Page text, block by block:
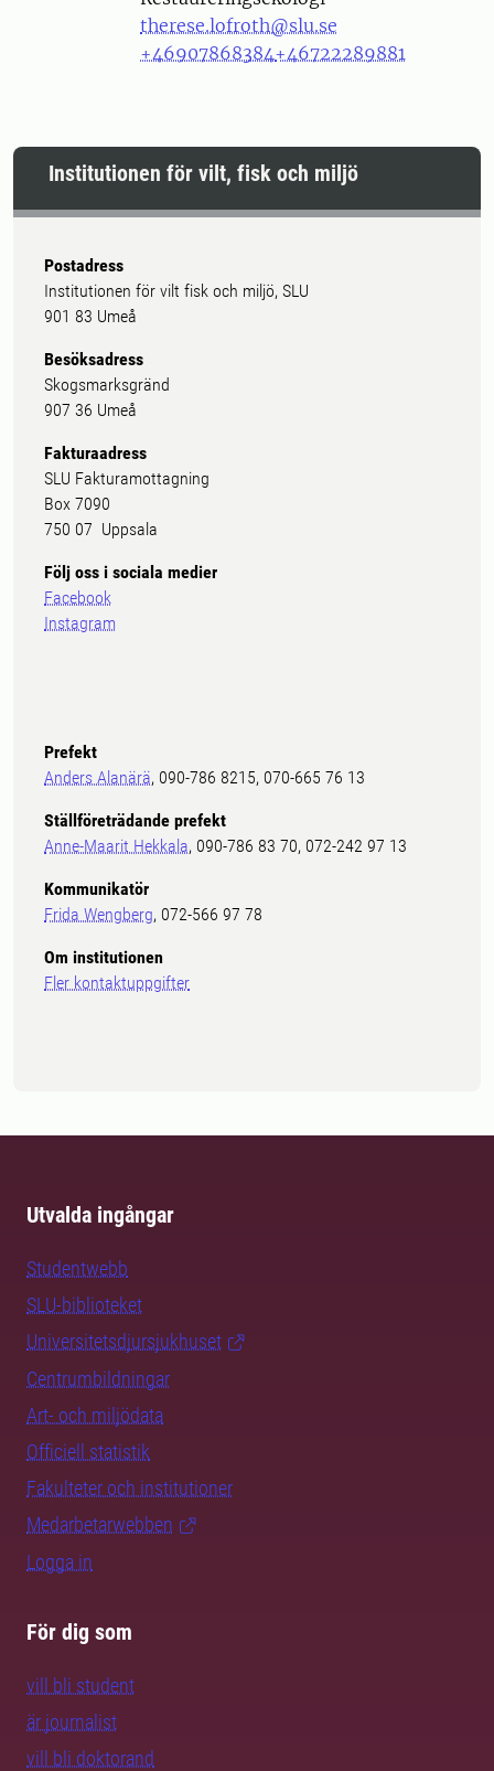
therese.lofroth@slu.se
+46907868384+46722289881
Institutionen för vilt, fisk och miljö
Postadress
Institutionen för vilt fisk och miljö, SLU
901 83 Umeå
Besöksadress
Skogsmarksgränd
907 36 Umeå
Fakturaadress
SLU Fakturamottagning
Box 7090
750 07 Uppsala
Följ oss i sociala medier
Facebook
Instagram
Prefekt
Anders Alanärä, 090-786 8215, 070-665 76 13
Ställföreträdande prefekt
Anne-Maarit Hekkala, 090-786 83 70, 072-242 97 13
Kommunikatör
Frida Wengberg, 072-566 97 78
Om institutionen
Fler kontaktuppgifter
Utvalda ingångar
Studentwebb
SLU-biblioteket
Universitetsdjursjukhuset
Centrumbildningar
Art- och miljödata
Officiell statistik
Fakulteter och institutioner
Medarbetarwebben
Logga in
För dig som
vill bli student
är journalist
vill bli doktorand